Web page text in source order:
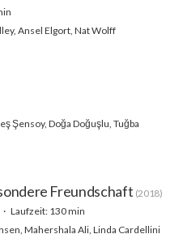
Ansel Elgort, Nat Wolff
Şensoy, Doğa Doğuşlu, Tuğba
Freundschaft (2018)
Laufzeit: 130 min
Mahershala Ali, Linda Cardellini